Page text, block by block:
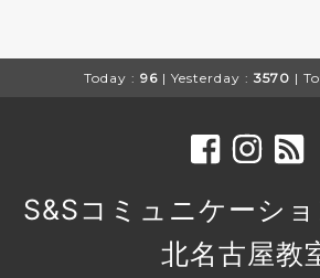
Today : 96 | Yesterday : 3570 |
S&Sコミュニケーショ
北名古屋教